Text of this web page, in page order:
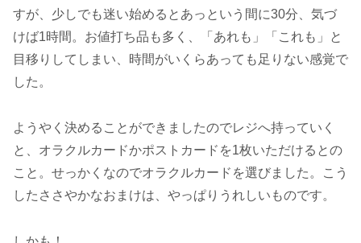
すが、少しでも迷い始めるとあっという間に30分、気づ
けば1時間。お値打ち品も多く、「あれも」「これも」と
目移りしてしまい、時間がいくらあっても足りない感覚で
した。
ようやく決めることができましたのでレジへ持っていく
と、オラクルカードかポストカードを1枚いただけるとの
こと。せっかくなのでオラクルカードを選びました。こう
したささやかなおまけは、やっぱりうれしいものです。